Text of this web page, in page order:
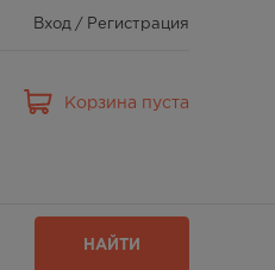
Вход / Регистрация
Корзина пуста
НАЙТИ